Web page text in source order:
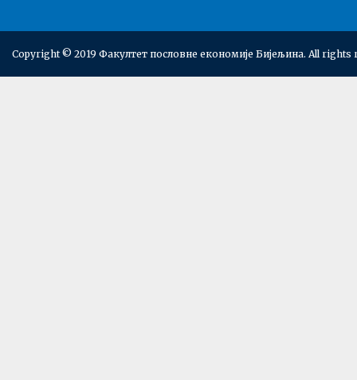
Copyright © 2019 Факултет пословне економије Бијељина. All rights